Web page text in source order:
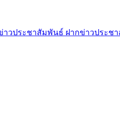
ข่าวประชาสัมพันธ์ ฝากข่าวประ